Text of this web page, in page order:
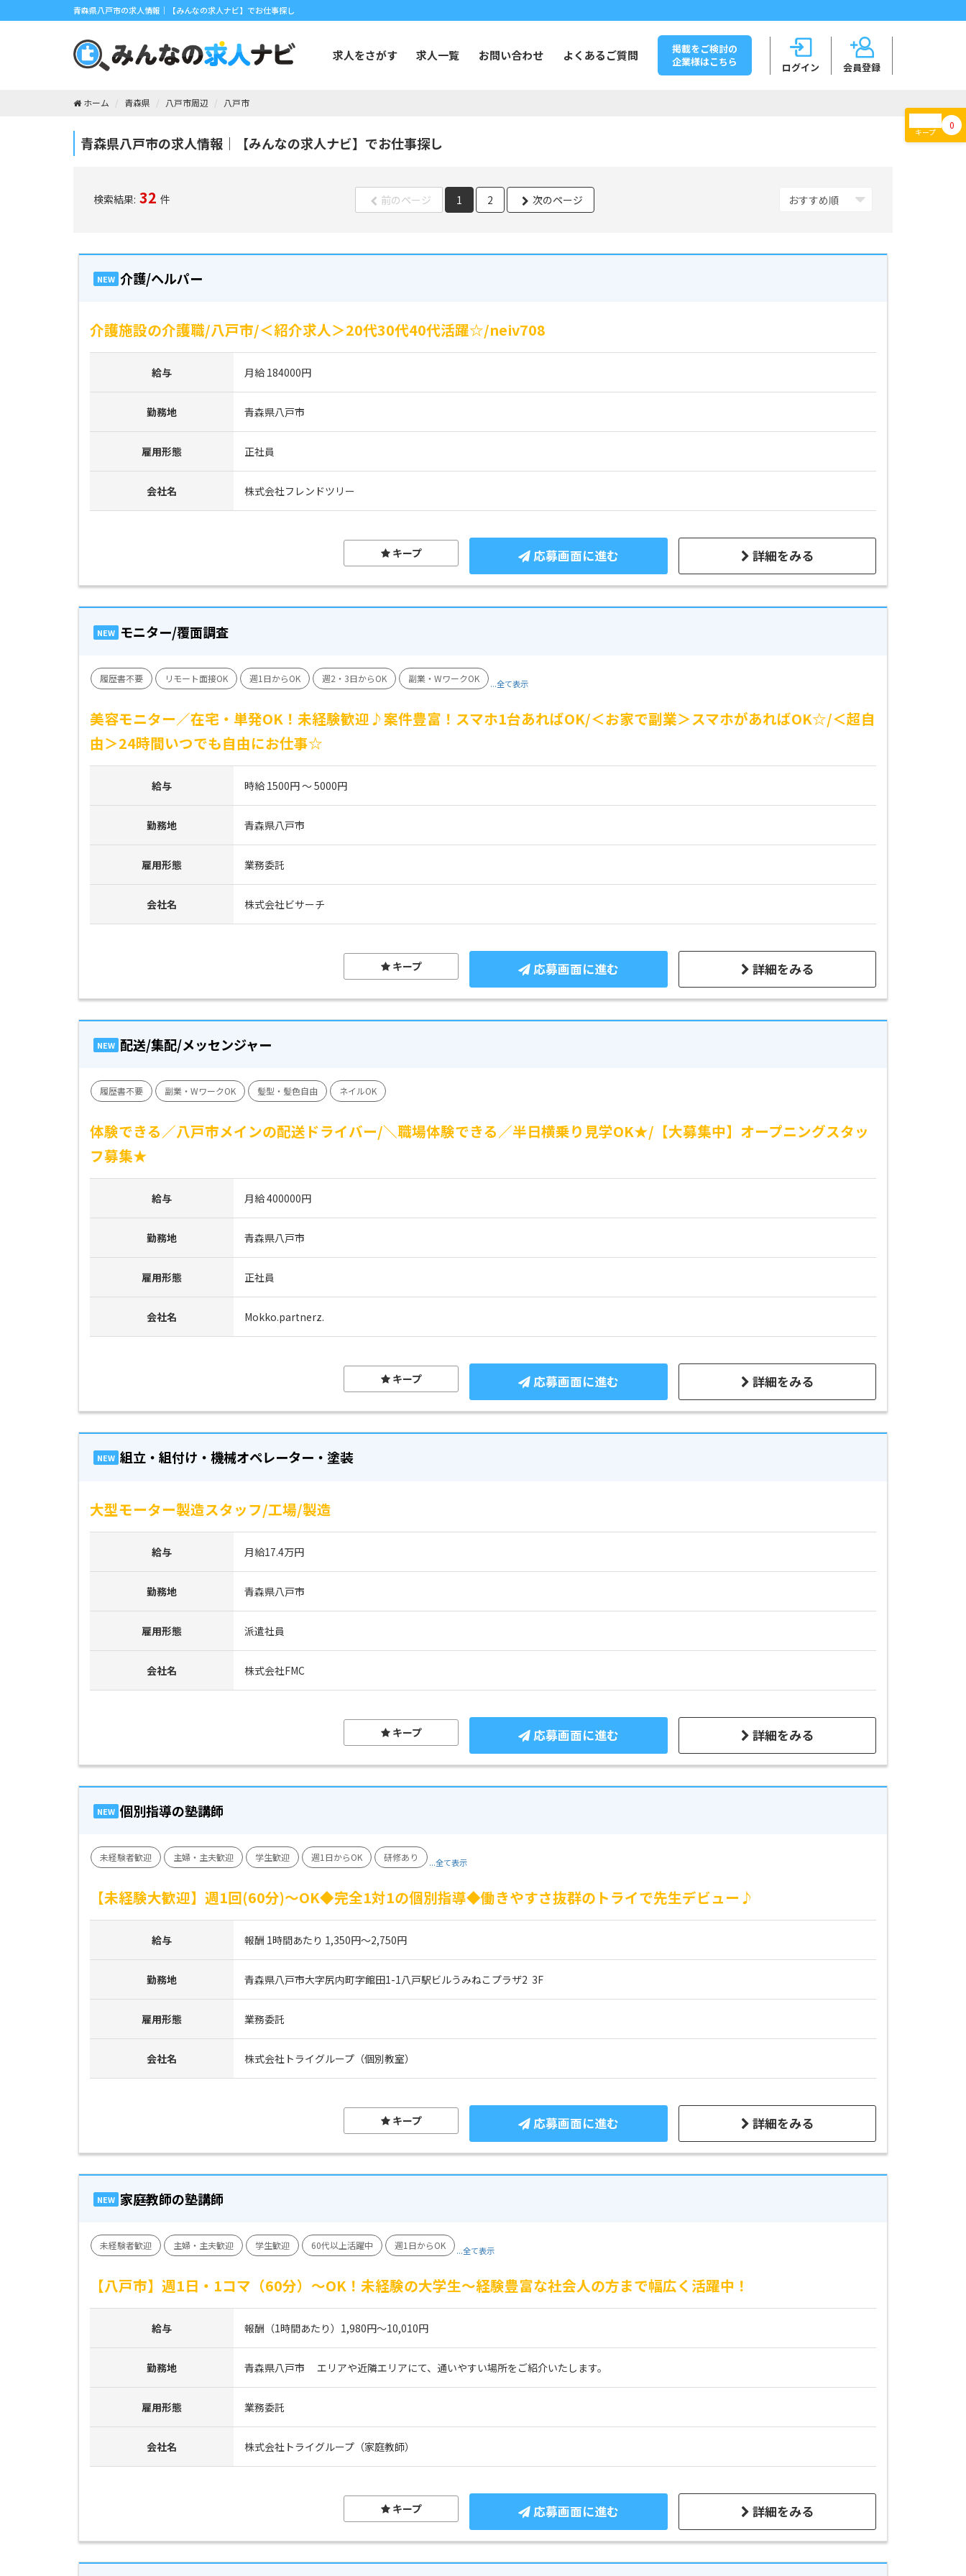
青森県八戸市の求人情報｜【みんなの求人ナビ】でお仕事探し
会員登録
ログイン
求人をさがす 求人一覧 お問い合わせ よくあるご質問
掲載をご検討の
企業様はこちら
キープ
0
ホーム 青森県 八戸市周辺 八戸市
青森県八戸市の求人情報｜【みんなの求人ナビ】でお仕事探し
検索結果: 32 件 前のページ 1 2 次のページ
NEW 介護/ヘルパー
介護施設の介護職/八戸市/＜紹介求人＞20代30代40代活躍☆/neiv708
給与 月給 184000円
勤務地 青森県八戸市
雇用形態 正社員
会社名 株式会社フレンドツリー
詳細をみる
応募画面に進む
キープ
NEW モニター/覆面調査
履歴書不要 リモート面接OK 週1日からOK 週2・3日からOK 副業・WワークOK ...全て表示
美容モニター／在宅・単発OK！未経験歓迎♪案件豊富！スマホ1台あればOK/＜お家で副業＞スマホがあればOK☆/＜超自
由＞24時間いつでも自由にお仕事☆
給与 時給 1500円 ～ 5000円
勤務地 青森県八戸市
雇用形態 業務委託
会社名 株式会社ビサーチ
詳細をみる
応募画面に進む
キープ
NEW 配送/集配/メッセンジャー
履歴書不要 副業・WワークOK 髪型・髪色自由 ネイルOK
体験できる／八戸市メインの配送ドライバー/＼職場体験できる／半日横乗り見学OK★/【大募集中】オープニングスタッ
フ募集★
給与 月給 400000円
勤務地 青森県八戸市
雇用形態 正社員
会社名 Mokko.partnerz.
詳細をみる
応募画面に進む
キープ
NEW 組立・組付け・機械オペレーター・塗装
大型モーター製造スタッフ/工場/製造
給与 月給17.4万円
勤務地 青森県八戸市
雇用形態 派遣社員
会社名 株式会社FMC
詳細をみる
応募画面に進む
キープ
NEW 個別指導の塾講師
未経験者歓迎 主婦・主夫歓迎 学生歓迎 週1日からOK 研修あり ...全て表示
【未経験大歓迎】週1回(60分)～OK◆完全1対1の個別指導◆働きやすさ抜群のトライで先生デビュー♪
給与 報酬 1時間あたり 1,350円～2,750円
勤務地 青森県八戸市大字尻内町字館田1-1八戸駅ビルうみねこプラザ2  3F
雇用形態 業務委託
会社名 株式会社トライグループ（個別教室）
詳細をみる
応募画面に進む
キープ
NEW 家庭教師の塾講師
未経験者歓迎 主婦・主夫歓迎 学生歓迎 60代以上活躍中 週1日からOK ...全て表示
【八戸市】週1日・1コマ（60分）～OK！未経験の大学生～経験豊富な社会人の方まで幅広く活躍中！
給与 報酬（1時間あたり）1,980円～10,010円
勤務地 青森県八戸市　 エリアや近隣エリアにて、通いやすい場所をご紹介いたします。
雇用形態 業務委託
会社名 株式会社トライグループ（家庭教師）
詳細をみる
応募画面に進む
キープ